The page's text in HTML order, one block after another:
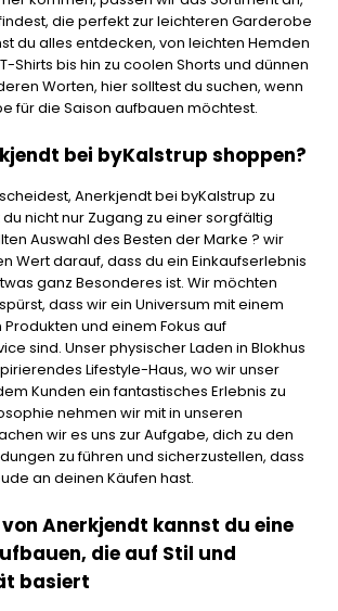
die perfekt zur leichteren Garderobe
du alles entdecken, von leichten Hemden
Shirts bis hin zu coolen Shorts und dünnen
Worten, hier solltest du suchen, wenn
für die Saison aufbauen möchtest.
bei byKalstrup shoppen?
Anerkjendt bei byKalstrup zu
nicht nur Zugang zu einer sorgfältig
Auswahl des Besten der Marke ? wir
Wert darauf, dass du ein Einkaufserlebnis
ganz Besonderes ist. Wir möchten
dass wir ein Universum mit einem
und einem Fokus auf
sind. Unser physischer Laden in Blokhus
Lifestyle-Haus, wo wir unser
Kunden ein fantastisches Erlebnis zu
nehmen wir mit in unseren
wir es uns zur Aufgabe, dich zu den
zu führen und sicherzustellen, dass
an deinen Käufen hast.
Anerkjendt kannst du eine
die auf Stil und
basiert